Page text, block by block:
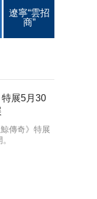
遼寧“雲招
商”
特展5月30
傳奇》特展